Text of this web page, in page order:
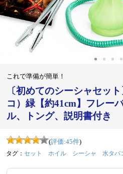
これで準備が簡単！
〔初めてのシーシャセッ
コ）緑【約41cm】フレー
ル、トング、説明書付き
(評価:45件)
タグ： セット ホイル シーシャ 水タバ